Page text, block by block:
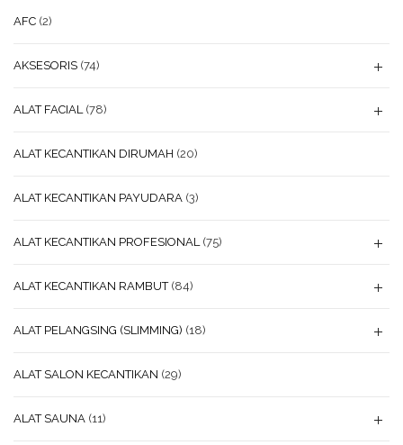
AFC (2)
AKSESORIS (74)
ALAT FACIAL (78)
ALAT KECANTIKAN DIRUMAH (20)
ALAT KECANTIKAN PAYUDARA (3)
ALAT KECANTIKAN PROFESIONAL (75)
ALAT KECANTIKAN RAMBUT (84)
ALAT PELANGSING (SLIMMING) (18)
ALAT SALON KECANTIKAN (29)
ALAT SAUNA (11)